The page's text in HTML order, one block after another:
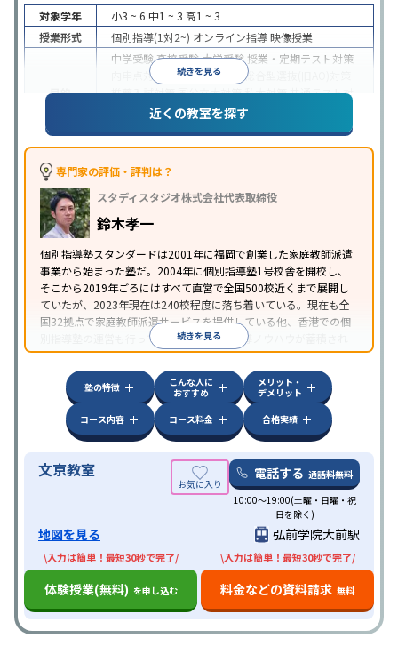
続きを見る
対象学年 小3 ~ 6 中1 ~ 3 高1 ~ 3
授業形式
個別指導(1対2~) オンライン指導映像授業
目的
中学受験高校受験大学受験 授業・定期テスト対策
内申点対策
学習習慣の定着
総合型選抜(旧AO)対策
推薦入試対策国公立大対策私大対策共通テスト対
英検(英語検定)対策漢検(漢字検定)対策
特徴
中高一貫校生に対応授業の振替可能不登校生に対
応
学習にPC・タブレットを利用
科目から受講可能
り
近くの教室を探す
専門家の評価・評判は？
スタディスタジオ株式会社代表取締役
鈴木孝一
個別指導塾スタンダードは2001年に福岡で創業した家庭教師派遣
事業から始まった塾だ。2004年に個別指導塾1号校舎を開校し、
そこから2019年ごろにはすべて直営で全国500校近くまで展開し
ていたが、2023年現在は240校程度に落ち着いている。現在も全
国32拠点で家庭教師派遣サービスを提供している他、香港での個
別指導塾の運営も行っており、汎用的な指導ノウハウが蓄積され
ていることが伺える。
続きを見る
塾の特徴
こんな人に
おすすめ
メリット・
デメリット
コース内容
コース料金 合格実績
文京教室 電話する 通話料無料
10:00～19:00(土曜・日曜・祝
日を除く)
地図を見る 弘前学院大前駅
\入力は簡単！最短30秒で完了/
体験授業(無料) を申し込む
\入力は簡単！最短30秒で完了/
料金などの資料請求 無料